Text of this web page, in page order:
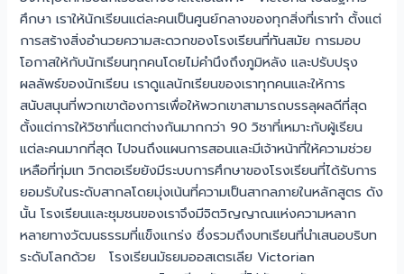
ศึกษา เราให้นักเรียนแต่ละคนเป็นศูนย์กลางของทุกสิ่งที่เราทำ ตั้งแต่
การสร้างสิ่งอำนวยความสะดวกของโรงเรียนที่ทันสมัย การมอบ
โอกาสให้กับนักเรียนทุกคนโดยไม่คำนึงถึงภูมิหลัง และปรับปรุง
ผลลัพธ์ของนักเรียน เราดูแลนักเรียนของเราทุกคนและให้การ
สนับสนุนที่พวกเขาต้องการเพื่อให้พวกเขาสามารถบรรลุผลดีที่สุด
ตั้งแต่การให้วิชาที่แตกต่างกันมากกว่า 90 วิชาที่เหมาะกับผู้เรียน
แต่ละคนมากที่สุด ไปจนถึงแผนการสอนและมีเจ้าหน้าที่ให้ความช่วย
เหลือที่ทุ่มเท วิกตอเรียยังมีระบบการศึกษาของโรงเรียนที่ได้รับการ
ยอมรับในระดับสากลโดยมุ่งเน้นที่ความเป็นสากลภายในหลักสูตร ดัง
นั้น โรงเรียนและชุมชนของเราจึงมีจิตวิญญาณแห่งความหลาก
หลายทางวัฒนธรรมที่แข็งแกร่ง ซึ่งรวมถึงบทเรียนที่นำเสนอบริบท
ระดับโลกด้วย โรงเรียนมัธยมออสเตรเลีย Victorian